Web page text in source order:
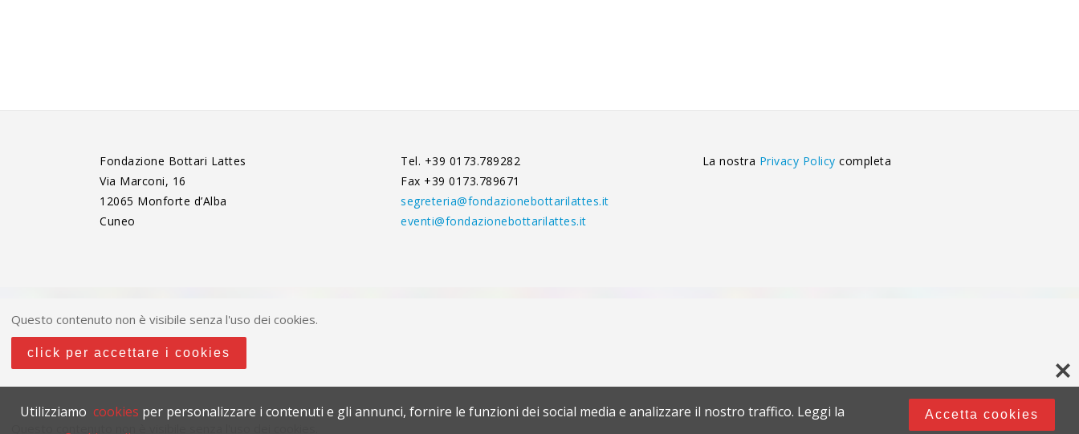
Fondazione Bottari Lattes
Via Marconi, 16
12065 Monforte d’Alba
Cuneo
Tel. +39 0173.789282
Fax +39 0173.789671
segreteria@fondazionebottarilattes.it
eventi@fondazionebottarilattes.it
La nostra Privacy Policycompleta
Questo contenuto non è visibile senza l'uso dei cookies.
click per accettare i cookies
Utilizziamo cookies per personalizzare i contenuti e gli annunci, fornire le funzioni dei social media e analizzare il nostro traffico. Leggi la
Accetta cookies